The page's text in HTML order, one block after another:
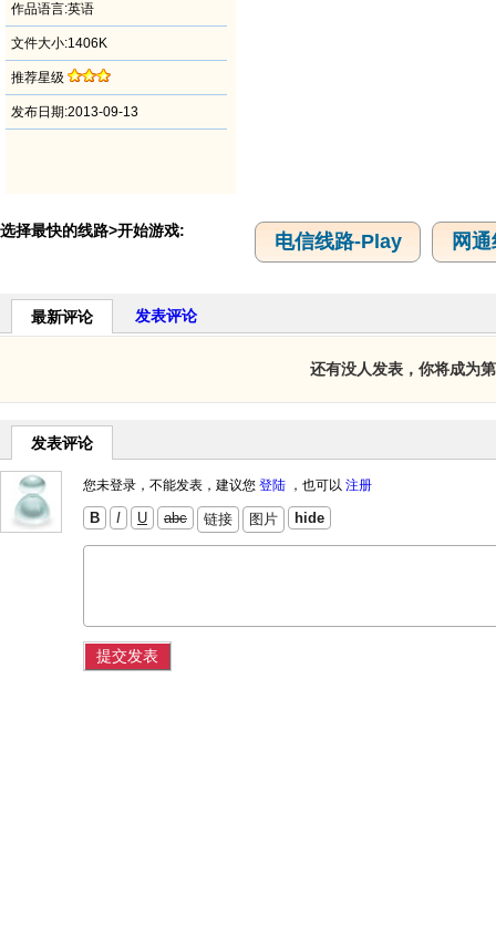
作品语言:英语
文件大小:1406K
推荐星级
发布日期:2013-09-13
选择最快的线路>开始游戏: 电信线路-Play 网
最新评论 发表评论
还有没人发表，你将成为
发表评论
您未登录，不能发表，建议您 登陆 ，也可以 注册